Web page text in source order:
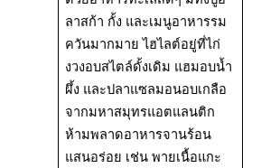
ลาสก้า กั้ง และเมนูอาหารรม
ควันมากมาย ไฮไลต์อยู่ที่ไก่
งวงอบสไตล์ดั้งเดิม แฮมอบน้ำ
ผึ้ง และปลาแซลมอนอบเกลือ
จากมหาสมุทรแอตแลนติก
ห้ามพลาดอาหารจานร้อน
แสนอร่อย เช่น พายเนื้อแกะ